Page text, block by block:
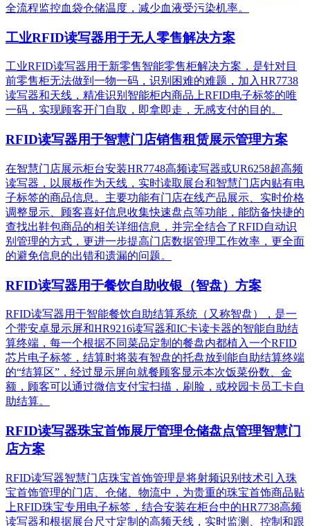
全流程监控血袋仓储温度，减少血液受污染机率。
工业RFID读写器用于无人零售解决方案
工业RFID读写器用于新零售智能零售柜解决方案，是针对目
前零售柜无法做到一物一码，识别困难的难题，加入HR7738
读写器和天线，精准识别​智能柜内商品上RFID电子标签的唯
一码，实现顾客开门自取，即拿即走，无感支付的目的。
RFID读写器用于智慧门店销售租赁展示管理方案
在智慧门店展示柜台安装HR7748高频读写器或UR6258超高频
读写器，以展板作为天线，实时读取展台和智慧门店内贴有电
子标签的商品信息。主要功能有门店在线产品展示、实时价格
调整显示、顾客喜好信息收集快速盘点等功能，能防备快捷的
查找出鞋包商品的相关详细信息，并完全结合了RFID自动识
别管理的方式，更进一步提高门店数据管理工作效率，更全面
的避免信息的出错和遗漏的问题。
RFID读写器用于餐饮自助收银（智盘）方案
RFID读写器用于智能餐饮自助结算系统（又称智盘），是一
个带安卓显示屏和HR9216读写器和IC卡读卡器的智能自助结
算终端，每一个根据不同菜品定制的餐盘内都植入一个RFID
芯片电子标签，结算时将装有智盘的托盘放到能自助结算终端
的“结算区”，经过显示屏向就餐顾客显示本次饭菜份数、金
额，顾客可以通过微信支付宝扫描，刷脸，或校园卡员工卡自
助结算。
RFID读写器珠宝首饰展厅管理仓储盘点管理智慧门
店方案
RFID读写器智慧门店珠宝首饰管理是将射频识别技术引入珠
宝首饰管理的门店、仓储、物流中，为贵重的珠宝首饰商品贴
上RFID珠宝专用电子标签，结合安装在柜台中的HR7738高频
读写器和根据展台尺寸定制的高频天线，实时监测、控制和跟